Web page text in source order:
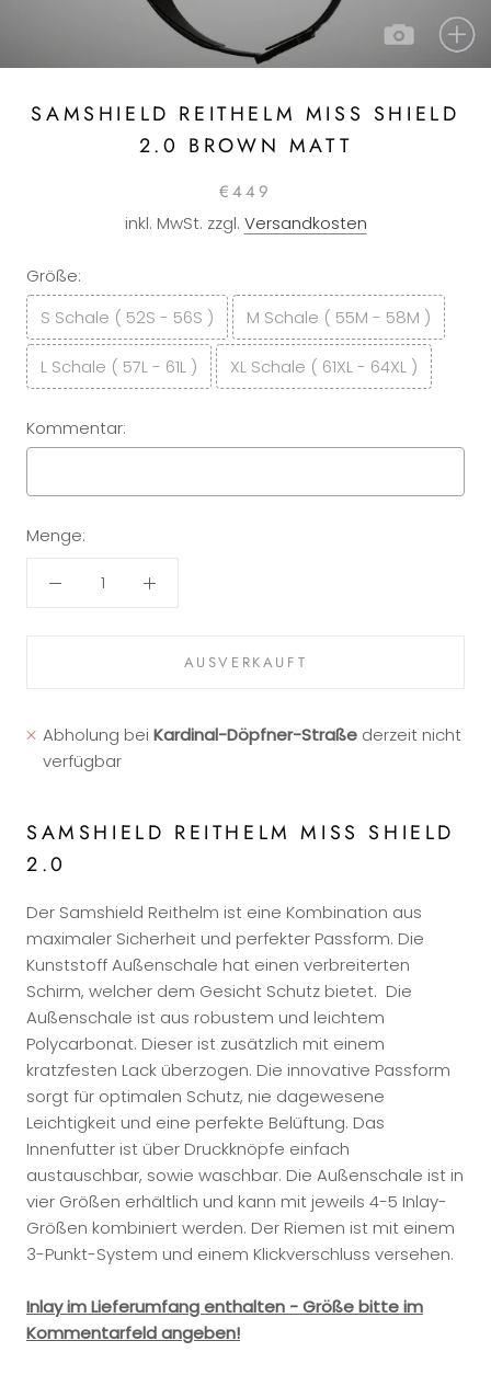
SAMSHIELD REITHELM MISS SHIELD
2.0 BROWN MATT
€449
inkl. MwSt. zzgl. Versandkosten
Größe:
S Schale ( 52S - 56S )
M Schale ( 55M - 58M )
L Schale ( 57L - 61L ) XL Schale ( 61XL - 64XL )
Kommentar:
Selection will add
Menge:
AUSVERKAUFT
Abholung beiKardinal-Döpfner-Straße derzeit nicht
verfügbar
SAMSHIELD REITHELM MISS SHIELD
2.0
Der Samshield Reithelm ist eine Kombination aus
maximaler Sicherheit und perfekter Passform. Die
Kunststoff Außenschale hat einen verbreiterten
Schirm, welcher dem Gesicht Schutz bietet. Die
Außenschale ist aus robustem und leichtem
Polycarbonat. Dieser ist zusätzlich mit einem
kratzfesten Lack überzogen. Die innovative Passform
sorgt für optimalen Schutz, nie dagewesene
Leichtigkeit und eine perfekte Belüftung. Das
Innenfutter ist über Druckknöpfe einfach
austauschbar, sowie waschbar. Die Außenschale ist in
vier Größen erhältlich und kann mit jeweils 4-5 Inlay-
Größen kombiniert werden. Der Riemen ist mit einem
3-Punkt-System und einem Klickverschluss versehen.
Inlay im Lieferumfang enthalten - Größe bitte im
Kommentarfeld angeben!